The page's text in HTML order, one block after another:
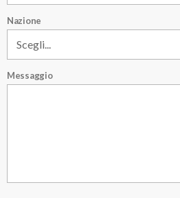
Nazione
Messaggio